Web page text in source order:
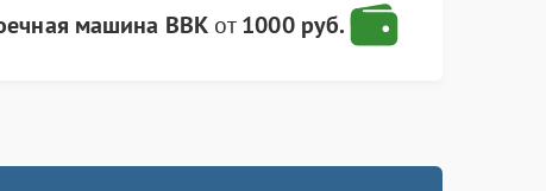
машина BBKот1000 руб.